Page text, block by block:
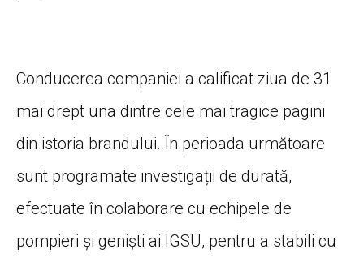
Conducerea companiei a calificat ziua de 31
mai drept una dintre cele mai tragice pagini
din istoria brandului. În perioada următoare
sunt programate investigații de durată,
efectuate în colaborare cu echipele de
pompieri și geniști ai IGSU, pentru a stabili cu